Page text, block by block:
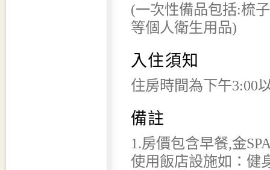
(一次性備品包括:梳
等個人衛生用品)
入住須知
住房時間為下午3:00
備註
1.房價包含早餐,金
使用飯店設施如：健